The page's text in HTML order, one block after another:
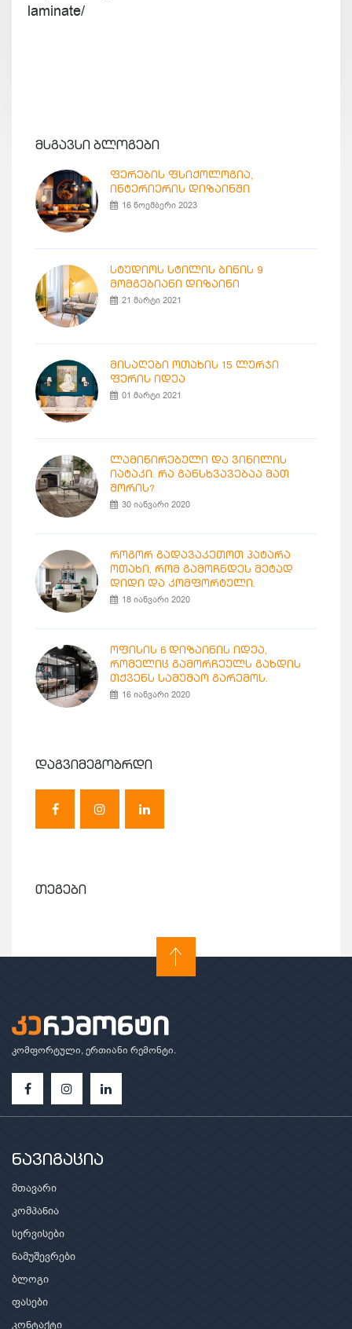
laminate/
მსგავსი ბლოგები
ფერების ფსიქოლოგია,
ინტერიერის დიზაინში
16 ნოემბერი 2023
სტუდიოს სტილის ბინის 9
მომგებიანი დიზაინი
21 მარტი 2021
მისაღები ოთახის 15 ლურჯი
ფერის იდეა
01 მარტი 2021
ლამინირებული და ვინილის
იატაკი. რა განსხვავებაა მათ
შორის?
30 იანვარი 2020
როგორ გადავაკეთოთ პატარა
ოთახი, რომ გამოჩნდეს მეტად
დიდი და კომფორტული.
18 იანვარი 2020
ოფისის 6 დიზაინის იდეა,
რომელიც გამორჩეულს გახდის
თქვენს სამუშაო გარემოს.
16 იანვარი 2020
დაგვიმეგობრდი
თეგები
კომფორტული, ერთიანი რემონტი.
ნავიგაცია
მთავარი
კომპანია
სერვისები
ნამუშევრები
ბლოგი
ფასები
კონტაქტი